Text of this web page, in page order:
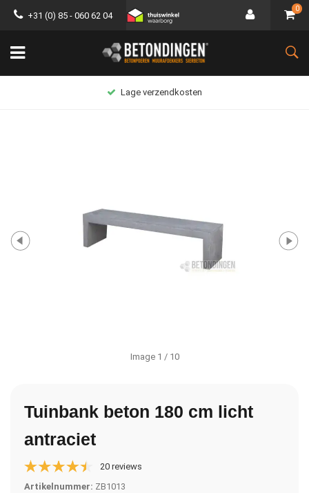
+31 (0) 85 - 060 62 04
0
Lage verzendkosten
Image 1 / 10
Tuinbank beton 180 cm licht
antraciet
20 reviews
Artikelnummer: ZB1013